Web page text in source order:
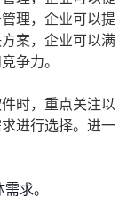
理，企业可以提
案，企业可以满
争力。
时，重点关注以
进行选择。进一
求。